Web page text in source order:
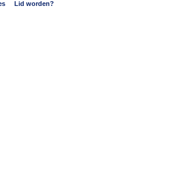
Lid worden?